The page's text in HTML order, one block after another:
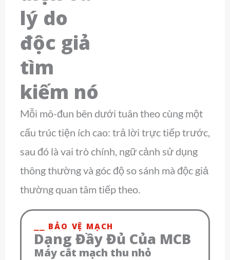
lý do
độc giả
tìm
kiếm nó
Mỗi mô-đun bên dưới tuân theo cùng một
cấu trúc tiện ích cao: trả lời trực tiếp trước,
sau đó là vai trò chính, ngữ cảnh sử dụng
thông thường và góc độ so sánh mà độc giả
thường quan tâm tiếp theo.
⎯⎯ BẢO VỆ MẠCH
Dạng Đầy Đủ Của MCB
Máy cắt mạch thu nhỏ